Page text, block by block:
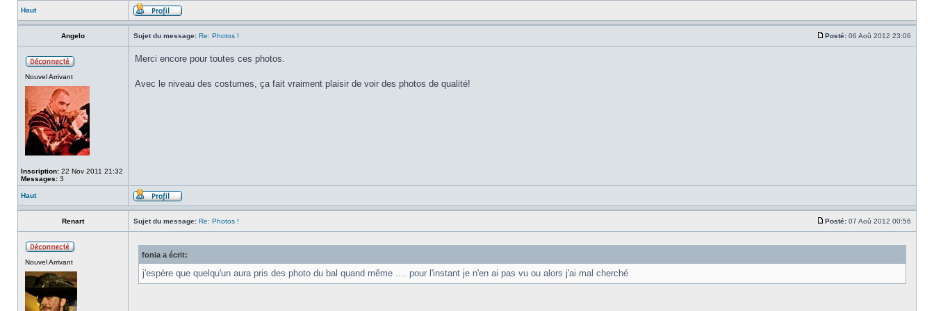
Haut
Angelo Sujet du message: Re: Photos ! Posté: 06 Aoû 2012 23:06
Nouvel Arrivant
Inscription: 22 Nov 2011 21:32
Messages: 3
Merci encore pour toutes ces photos.
Avec le niveau des costumes, ça fait vraiment plaisir de voir des photos de qualité!
Haut
Renart Sujet du message: Re: Photos ! Posté: 07 Aoû 2012 00:56
Nouvel Arrivant
fonia a écrit:
j'espère que quelqu'un aura pris des photo du bal quand même .... pour l'instant je n'en ai pas vu ou alors j'ai mal cherché